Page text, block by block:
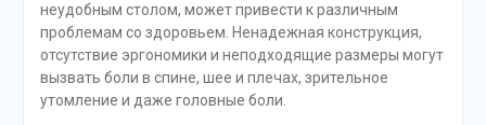
неудобным столом, может привести к различным
проблемам со здоровьем. Ненадежная конструкция,
отсутствие эргономики и неподходящие размеры могут
вызвать боли в спине, шее и плечах, зрительное
утомление и даже головные боли.